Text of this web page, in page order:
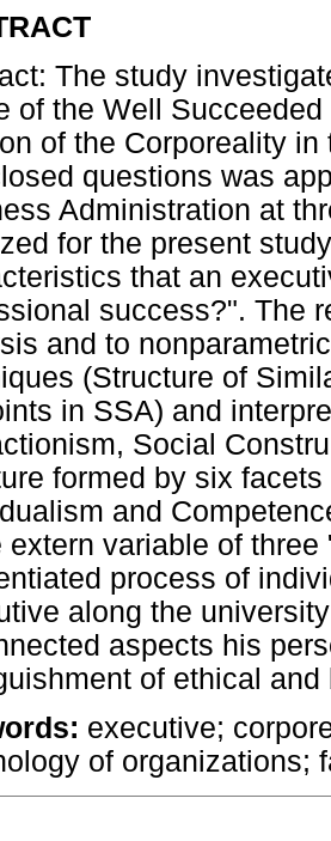
The study
of the Well
of the Corporeality
questions was
Administration at
for the present
that an
success?". The
and to
(Structure of
in SSA) and
Social
formed by six
and
extern variable of
process of
along the
aspects his
of ethical and
executive;
of organizations;